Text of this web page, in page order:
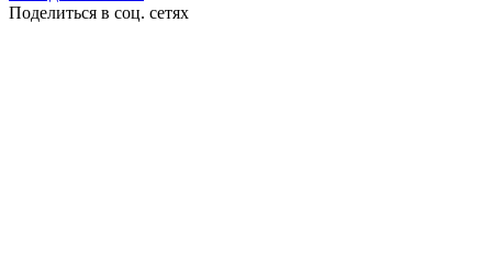
Поделиться в соц. сетях